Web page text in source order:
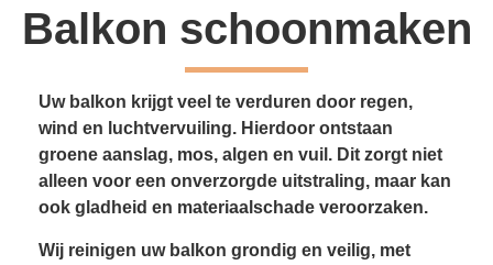
Balkon schoonmaken
Uw balkon krijgt veel te verduren door regen,
wind en luchtvervuiling. Hierdoor ontstaan
groene aanslag, mos, algen en vuil. Dit zorgt niet
alleen voor een onverzorgde uitstraling, maar kan
ook gladheid en materiaal­schade veroorzaken.
Wij reinigen uw balkon grondig en veilig, met